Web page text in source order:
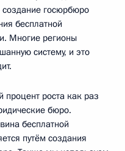
создание госюрбюро
бесплатной
Многие регионы
систему, и это
процент роста как раз
бюро.
бесплатной
путём создания